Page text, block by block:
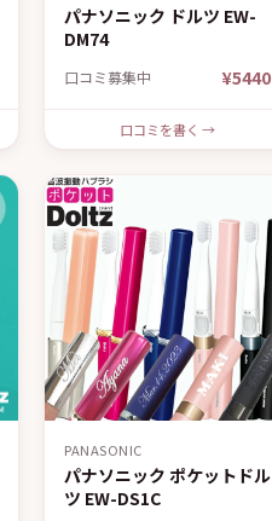
パナソニック ドルツ EW-
DM74
口コミ募集中 ¥5440
口コミを書く →
PANASONIC
パナソニック ポケットドル
ツ EW-DS1C